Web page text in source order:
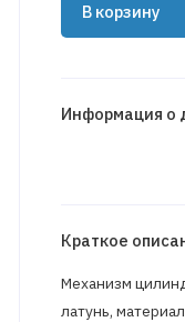
В корзину
Информация о
Краткое
Механизм
латунь,